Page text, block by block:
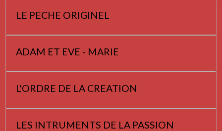
LE PECHE ORIGINEL
ADAM ET EVE - MARIE
L'ORDRE DE LA CREATION
LES INTRUMENTS DE LA PASSION